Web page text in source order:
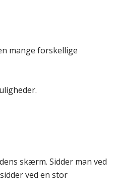
mange forskellige
skærm. Sidder man ved
ved en stor